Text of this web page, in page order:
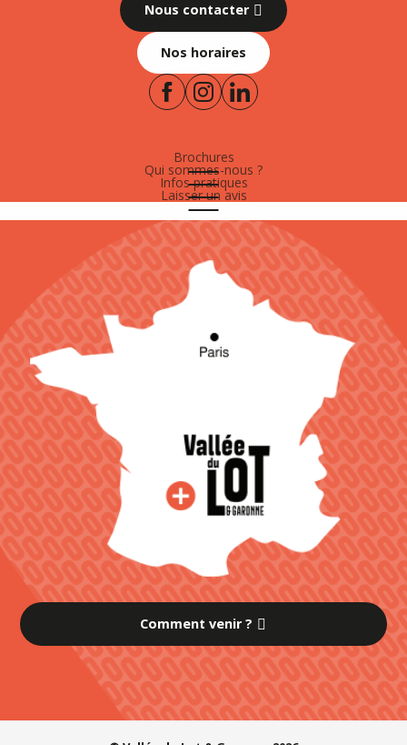
Nous contacter
Nos horaires
Brochures
Qui sommes-nous ?
Infos pratiques
Laisser un avis
Comment venir ?